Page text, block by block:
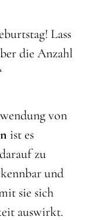
Lass
die Anzahl
von
ist es
zu
und
sie sich
auswirkt.